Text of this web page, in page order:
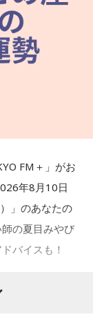
FM＋」がお
年8月10日
」のあなたの
の夏目みやび
バイスも！